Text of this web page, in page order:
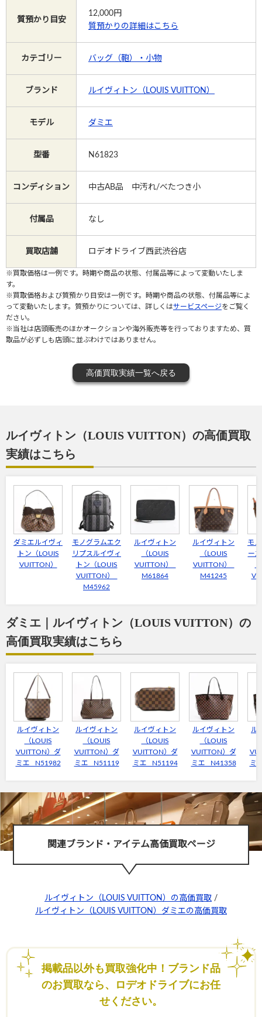
電話で相談する
質預かり目安
12,000円
質預かりの詳細はこちら
カテゴリー バッグ（鞄）・小物
ブランド ルイヴィトン（LOUIS VUITTON）
モデル ダミエ
型番 N61823
コンディション 中古AB品 中汚れ/べたつき小
付属品 なし
買取店舗 ロデオドライブ西武渋谷店
※買取価格は一例です。時期や商品の状態、付属品等によって変動いたしま
す。
※買取価格および質預かり目安は一例です。時期や商品の状態、付属品等によ
って変動いたします。質預かりについては、詳しくはサービスページをご覧く
ださい。
※当社は店頭販売のほかオークションや海外販売等を行っておりますため、買
取品が必ずしも店頭に並ぶわけではありません。
高価買取実績一覧へ戻る
ルイヴィトン（LOUIS VUITTON）の高価買取
実績はこちら
ダミエルイヴィ
トン（LOUIS
VUITTON）
モノグラムエク
リプスルイヴィ
トン（LOUIS
VUITTON）
M45962
ルイヴィトン
（LOUIS
VUITTON）
M61864
ルイヴィトン
（LOUIS
VUITTON）
M41245
モ
ー
ダミエ｜ルイヴィトン（LOUIS VUITTON）の
高価買取実績はこちら
ルイヴィトン
（LOUIS
VUITTON）ダ
ミエ N51982
ルイヴィトン
（LOUIS
VUITTON）ダ
ミエ N51119
ルイヴィトン
（LOUIS
VUITTON）ダ
ミエ N51194
ルイヴィトン
（LOUIS
VUITTON）ダ
ミエ N41358
ル
ミ
関連ブランド・アイテム高価買取ページ
ルイヴィトン（LOUIS VUITTON）の高価買取 /
ルイヴィトン（LOUIS VUITTON）ダミエの高価買取
掲載品以外も買取強化中！ブランド品
のお買取なら、ロデオドライブにお任
せください。